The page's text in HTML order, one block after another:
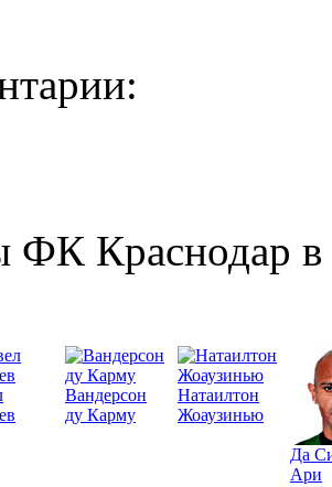
ФК Краснодар в
Вандерсон
ду Карму
Натаилтон
Жоаузинью
Да
Ари